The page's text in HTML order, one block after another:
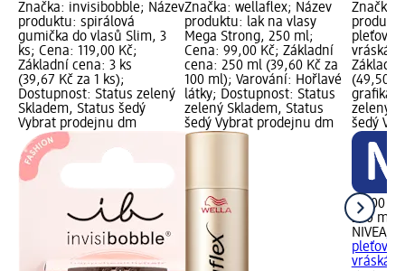
Značka: invisibobble; Název
produktu: spirálová
gumička do vlasů Slim, 3
ks; Cena: 119,00 Kč;
Základní cena: 3 ks
(39,67 Kč za 1 ks);
Dostupnost: Status zelený
Skladem, Status šedý
Vybrat prodejnu dm
Značka: wellaflex; Název
produktu: lak na vlasy
Mega Strong, 250 ml;
Cena: 99,00 Kč; Základní
cena: 250 ml (39,60 Kč za
100 ml); Varování: Hořlavé
látky; Dostupnost: Status
zelený Skladem, Status
šedý Vybrat prodejnu dm
Značka:
pleťové
(49,50
grafika;
zelený
šedý
99,00 Kč
200 ml
NIVEA
pleťové
vráskám